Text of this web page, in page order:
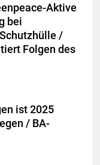
Aktive
bei
/
Folgen des
ist 2025
/ BA-